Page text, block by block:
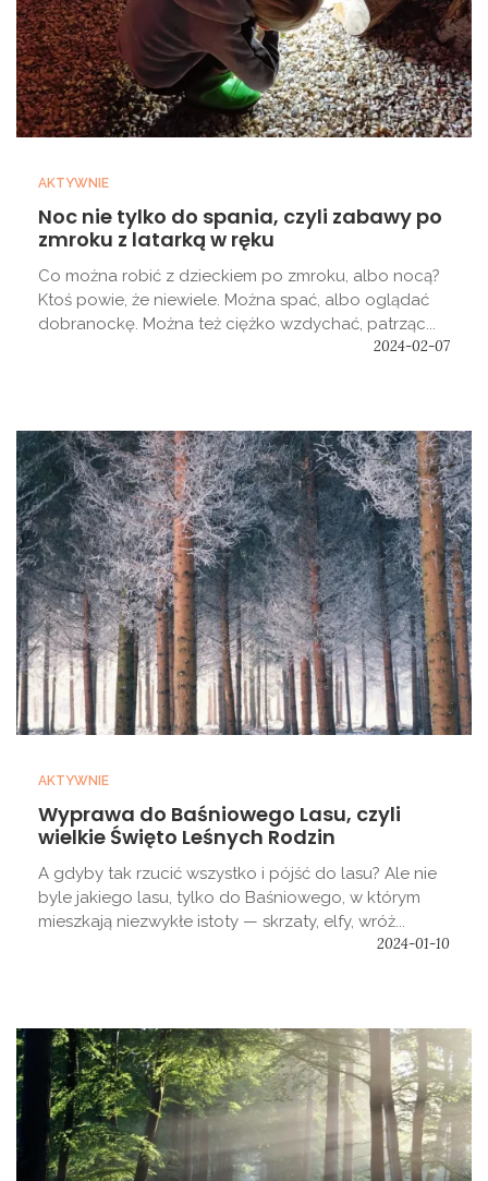
AKTYWNIE
Noc nie tylko do spania, czyli zabawy po
zmroku z latarką w ręku
Co można robić z dzieckiem po zmroku, albo nocą?
Ktoś powie, że niewiele. Można spać, albo oglądać
dobranockę. Można też ciężko wzdychać, patrząc...
2024-02-07
AKTYWNIE
Wyprawa do Baśniowego Lasu, czyli
wielkie Święto Leśnych Rodzin
A gdyby tak rzucić wszystko i pójść do lasu? Ale nie
byle jakiego lasu, tylko do Baśniowego, w którym
mieszkają niezwykłe istoty — skrzaty, elfy, wróż...
2024-01-10